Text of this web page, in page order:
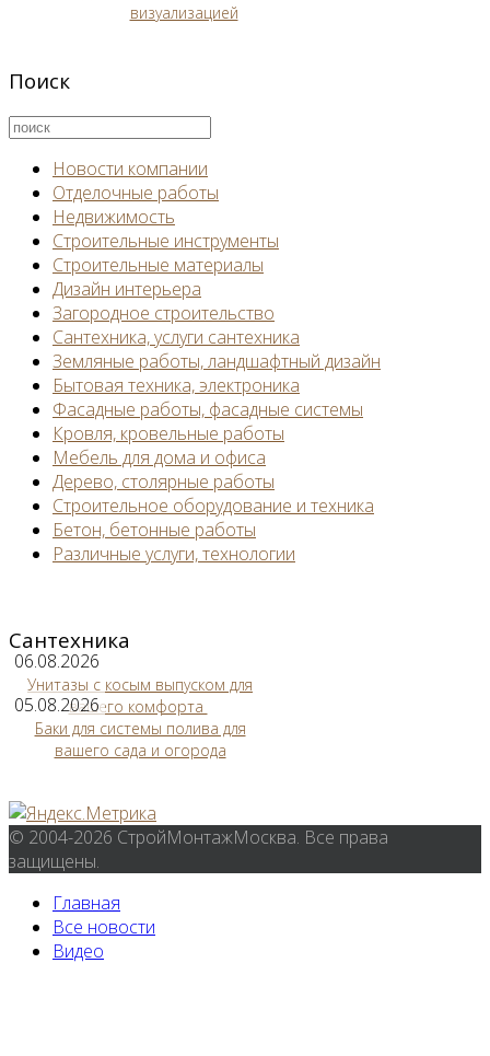
визуализацией
Поиск
Новости компании
Отделочные работы
Недвижимость
Строительные инструменты
Строительные материалы
Дизайн интерьера
Загородное строительство
Сантехника, услуги сантехника
Земляные работы, ландшафтный дизайн
Бытовая техника, электроника
Фасадные работы, фасадные системы
Кровля, кровельные работы
Мебель для дома и офиса
Дерево, столярные работы
Строительное оборудование и техника
Бетон, бетонные работы
Различные услуги, технологии
Сантехника
06.08.2026
Унитазы с косым выпуском для
вашего комфорта
05.08.2026
Баки для системы полива для
вашего сада и огорода
© 2004-2026 СтройМонтажМосква. Все права
защищены.
Главная
Все новости
Видео